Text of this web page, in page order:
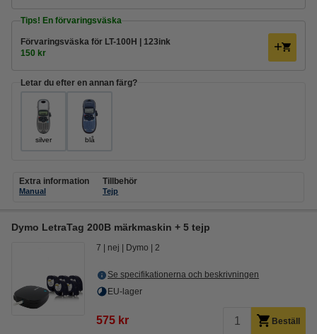
Tips! En förvaringsväska
Förvaringsväska för LT-100H | 123ink
150 kr
Letar du efter en annan färg?
silver blå
Extra information
Manual
Tillbehör
Tejp
Dymo LetraTag 200B märkmaskin + 5 tejp
7 nej Dymo 2
Se specifikationerna och beskrivningen
EU-lager
575 kr Beställ